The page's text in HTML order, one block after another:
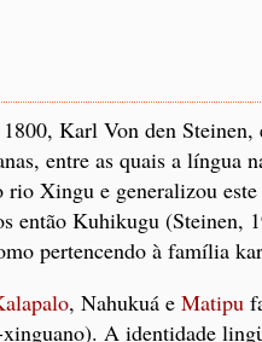
Karl Von den Steinen,
entre as quais a língua
rio Xingu e generalizou
então Kuhikugu (Steinen,
pertencendo à família
, Nahukuá e Matipu
A identidade